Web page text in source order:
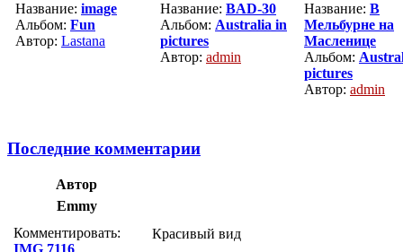
Название: image
Альбом: Fun
Автор: Lastana
Название: BAD-30
Альбом: Australia in
pictures
Автор: admin
Название: В
Мельбурне на
Масленице
Альбом:
pictures
Автор: admin
Последние комментарии
Автор
Emmy
Комментировать:
Красивый вид